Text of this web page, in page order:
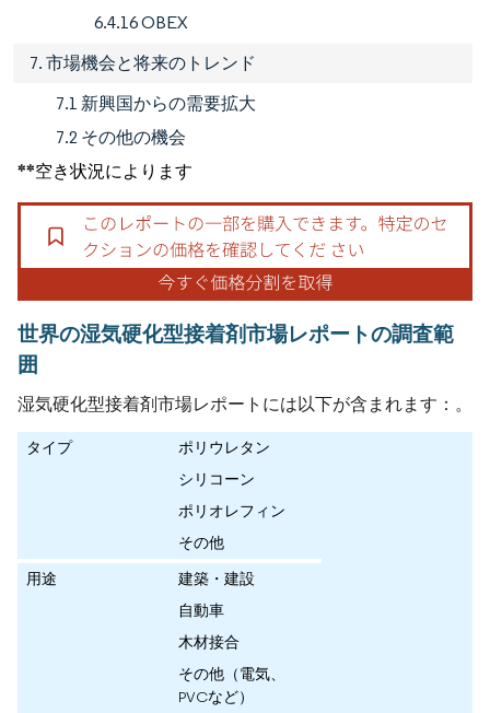
6.4.16 OBEX
7. 市場機会と将来のトレンド
7.1 新興国からの需要拡大
7.2 その他の機会
**空き状況によります
世界の湿気硬化型接着剤市場レポートの調査範
囲
湿気硬化型接着剤市場レポートには以下が含まれます：。
タイプ
ポリウレタン
シリコーン
ポリオレフィン
その他
用途
建築・建設
自動車
木材接合
その他（電気、
PVCなど）